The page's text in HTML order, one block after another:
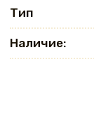
Тип
Наличие: